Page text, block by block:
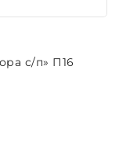
с/п» П16